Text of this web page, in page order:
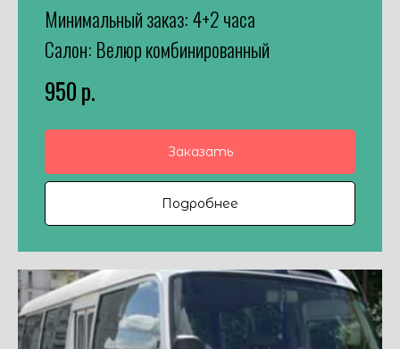
Минимальный заказ: 4+2 часа
Салон: Велюр комбинированный
950р.
Заказать
Подробнее